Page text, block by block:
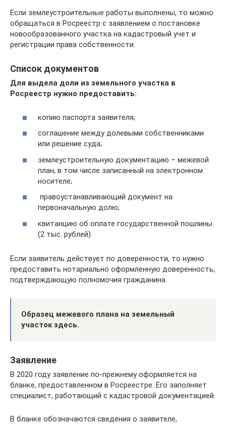
Если землеустроительные работы выполнены, то можно
обращаться в Росреестр с заявлением о постановке
новообразованного участка на кадастровый учет и
регистрации права собственности.
Список документов
Для выдела доли из земельного участка в
Росреестр нужно предоставить:
копию паспорта заявителя;
соглашение между долевыми собственниками
или решение суда;
землеустроительную документацию – межевой
план, в том числе записанный на электронном
носителе;
правоустанавливающий документ на
первоначальную долю;
квитанцию об оплате государственной пошлины
(2 тыс. рублей).
Если заявитель действует по доверенности, то нужно
предоставить нотариально оформленную доверенность,
подтверждающую полномочия гражданина.
Образец межевого плана на земельный
участок здесь.
Заявление
В 2020 году заявление по-прежнему оформляется на
бланке, предоставленном в Росреестре. Его заполняет
специалист, работающий с кадастровой документацией.
В бланке обозначаются сведения о заявителе,